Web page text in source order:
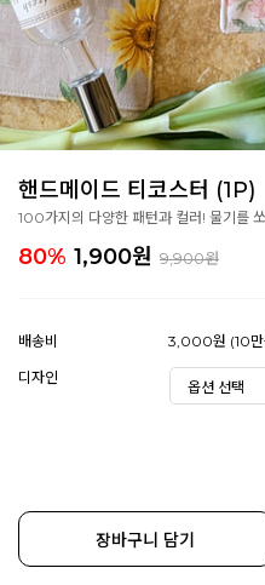
핸드메이드 티코스터 (1P)
100가지의 다양한 패턴과 컬러! 물기를
80% 1,900원 9,900원
배송비
3,000원 (10만
디자인
장바구니 담기